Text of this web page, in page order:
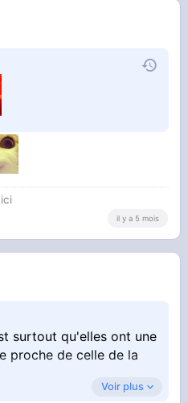
il y a 5 mois
surtout qu'elles ont une
proche de celle de la
Voir plus